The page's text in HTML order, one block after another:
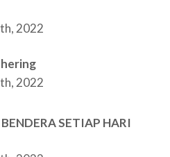
2022
2022
SETIAP HARI